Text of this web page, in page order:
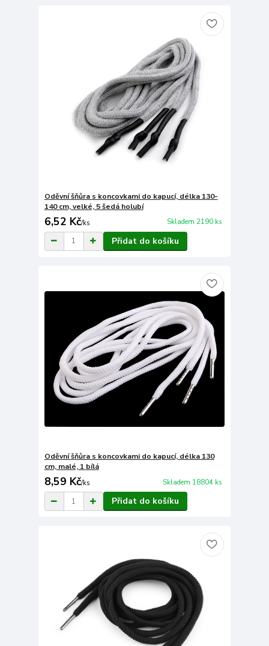
Oděvní šňůra s koncovkami do kapucí, délka 130-
140 cm, velké, 5 šedá holubí
6,52 Kč/ks Skladem 2190 ks
Přidat do košíku
Oděvní šňůra s koncovkami do kapucí, délka 130
cm, malé, 1 bílá
8,59 Kč/ks Skladem 18804 ks
Přidat do košíku